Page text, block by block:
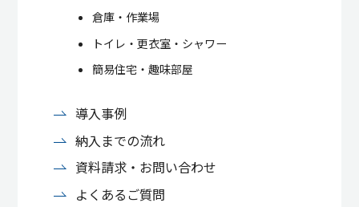
倉庫・作業場
トイレ・更衣室・シャワー
簡易住宅・趣味部屋
導入事例
納入までの流れ
資料請求・お問い合わせ
よくあるご質問